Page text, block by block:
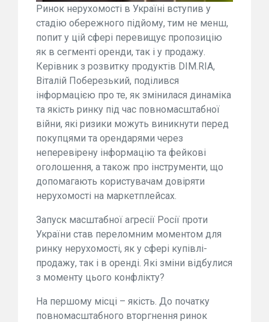
Ринок нерухомості в Україні вступив у
стадію обережного підйому, тим не менш,
попит у цій сфері перевищує пропозицію
як в сегменті оренди, так і у продажу.
Керівник з розвитку продуктів DIM.RIA,
Віталій Поберезький, поділився
інформацією про те, як змінилася динаміка
та якість ринку під час повномасштабної
війни, які ризики можуть виникнути перед
покупцями та орендарями через
неперевірену інформацію та фейкові
оголошення, а також про інструменти, що
допомагають користувачам довіряти
нерухомості на маркетплейсах.
Запуск масштабної агресії Росії проти
України став переломним моментом для
ринку нерухомості, як у сфері купівлі-
продажу, так і в оренді. Які зміни відбулися
з моменту цього конфлікту?
На першому місці – якість. До початку
повномасштабного вторгнення ринок